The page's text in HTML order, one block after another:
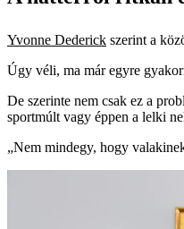
Yvonne Dederick szerint a
Úgy véli, ma már egyre
De szerinte nem csak ez a
sportmúlt vagy éppen a lelki
„Nem mindegy, hogy